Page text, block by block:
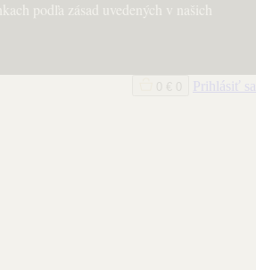
podľa zásad uvedených v našich
Prihlásiť sa